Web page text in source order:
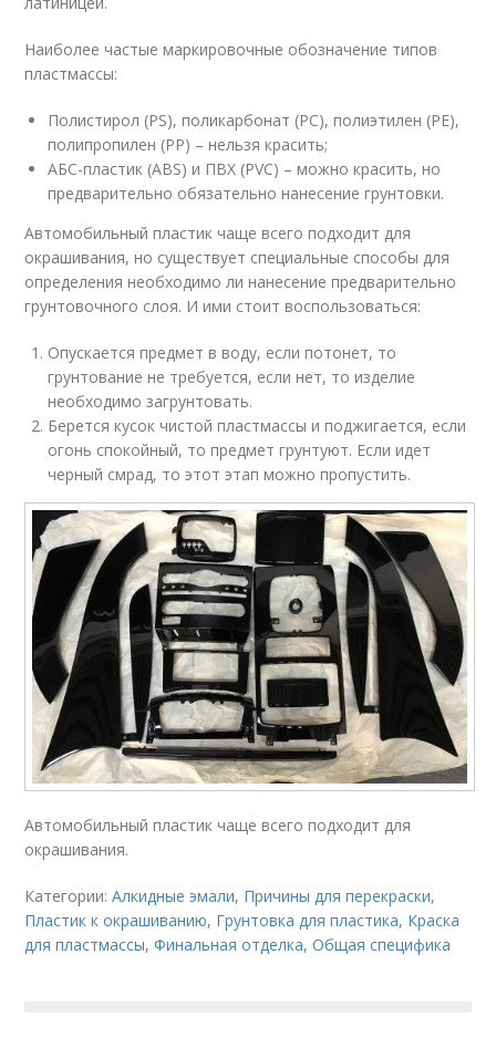
Наиболее частые маркировочные обозначение типов
пластмассы:
Полистирол (PS), поликарбонат (PC), полиэтилен (PE),
полипропилен (PP) – нельзя красить;
АБС-пластик (ABS) и ПВХ (PVC) – можно красить, но
предварительно обязательно нанесение грунтовки.
Автомобильный пластик чаще всего подходит для
окрашивания, но существует специальные способы для
определения необходимо ли нанесение предварительно
грунтовочного слоя. И ими стоит воспользоваться:
Опускается предмет в воду, если потонет, то
грунтование не требуется, если нет, то изделие
необходимо загрунтовать.
Берется кусок чистой пластмассы и поджигается, если
огонь спокойный, то предмет грунтуют. Если идет
черный смрад, то этот этап можно пропустить.
Автомобильный пластик чаще всего подходит для
окрашивания.
Категории:Алкидные эмали, Причины для перекраски,
Пластик к окрашиванию, Грунтовка для пластика, Краска
для пластмассы,Финальная отделка,Общая специфика